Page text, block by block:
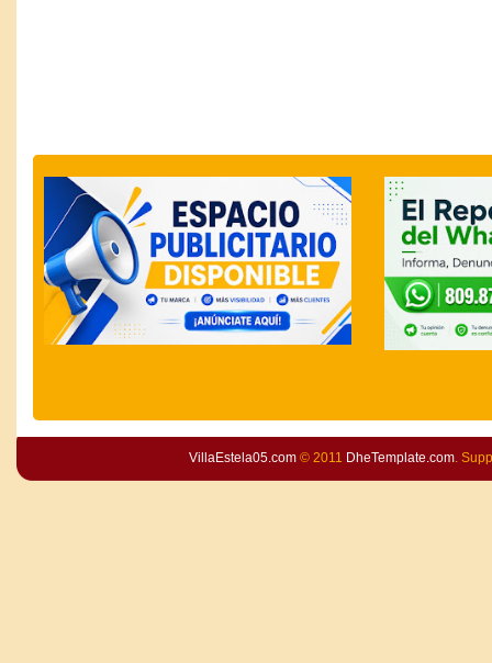
VillaEstela05.com© 2011 DheTemplate.com.